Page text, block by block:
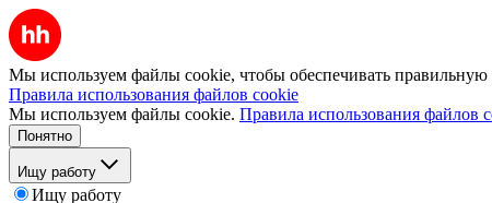
Мы используем файлы cookie, чтобы обеспечивать правильную
Правила использования файлов cookie
Мы используем файлы cookie. Правила использования файлов
Понятно
Ищу работу
Ищу работу